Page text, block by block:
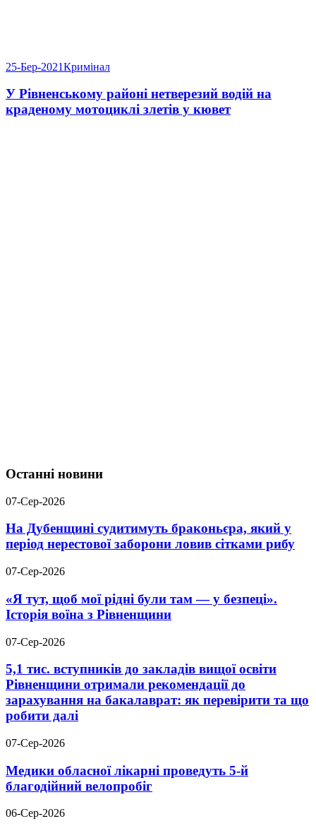
25-Бер-2021Кримінал
У Рівненському районі нетверезий водій на
краденому мотоциклі злетів у кювет
Останні новини
07-Сер-2026
На Дубенщині судитимуть браконьєра, який у
період нерестової заборони ловив сітками рибу
07-Сер-2026
«Я тут, щоб мої рідні були там — у безпеці».
Історія воїна з Рівненщини
07-Сер-2026
5,1 тис. вступників до закладів вищої освіти
Рівненщини отримали рекомендації до
зарахування на бакалаврат: як перевірити та що
робити далі
07-Сер-2026
Медики обласної лікарні проведуть 5-й
благодійний велопробіг
06-Сер-2026